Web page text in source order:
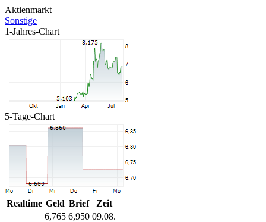
Aktienmarkt
Sonstige
1-Jahres-Chart
5-Tage-Chart
Realtime Geld Brief
Zeit
6,765 6,950 09.08.